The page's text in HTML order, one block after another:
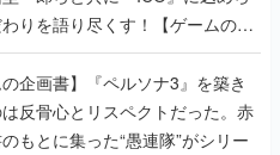
りを語り尽くす！【ゲームの企
の企画書】『ペルソナ3』を築き
反骨心とリスペクトだった。赤
もとに集った“愚連隊”がシリー